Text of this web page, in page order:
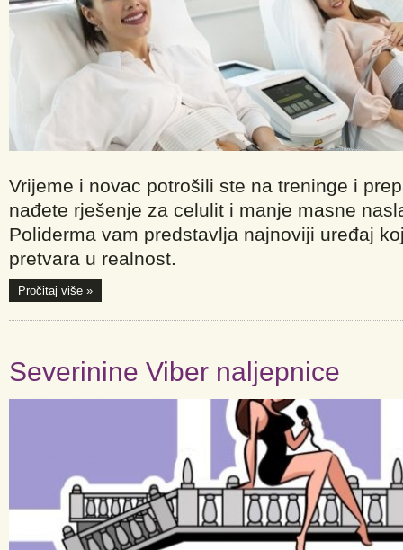
Vrijeme i novac potrošili ste na treninge i
nađete rješenje za celulit i manje masne
Poliderma vam predstavlja najnoviji uređaj
pretvara u realnost.
Pročitaj više »
Severinine Viber naljepnice